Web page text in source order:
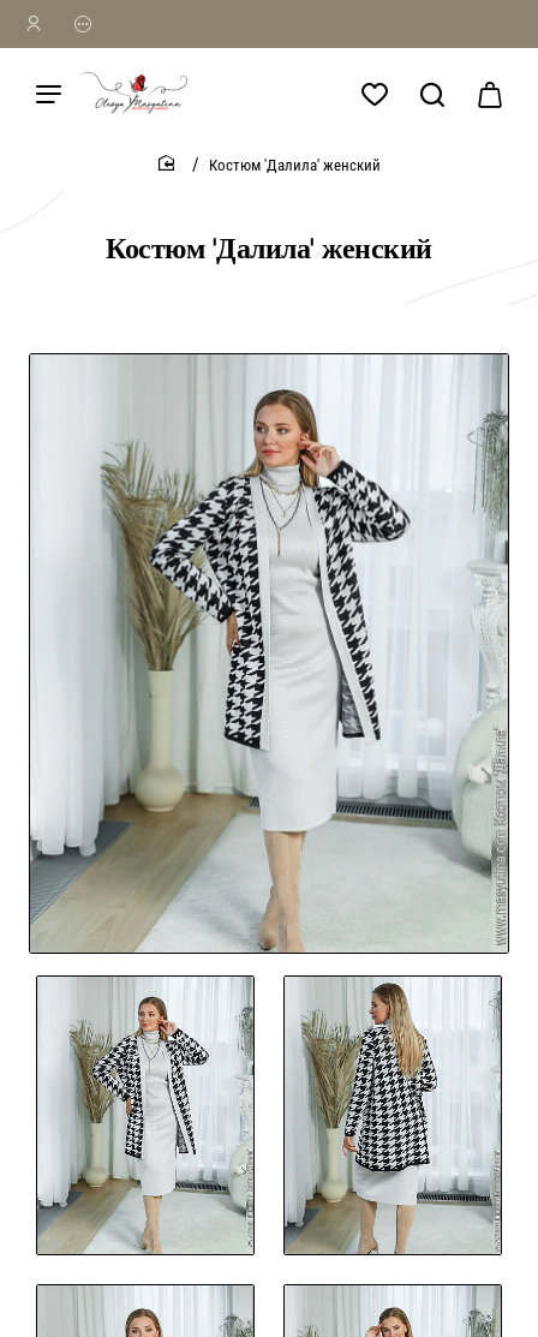
Костюм 'Далила' женский
Костюм 'Далила' женский